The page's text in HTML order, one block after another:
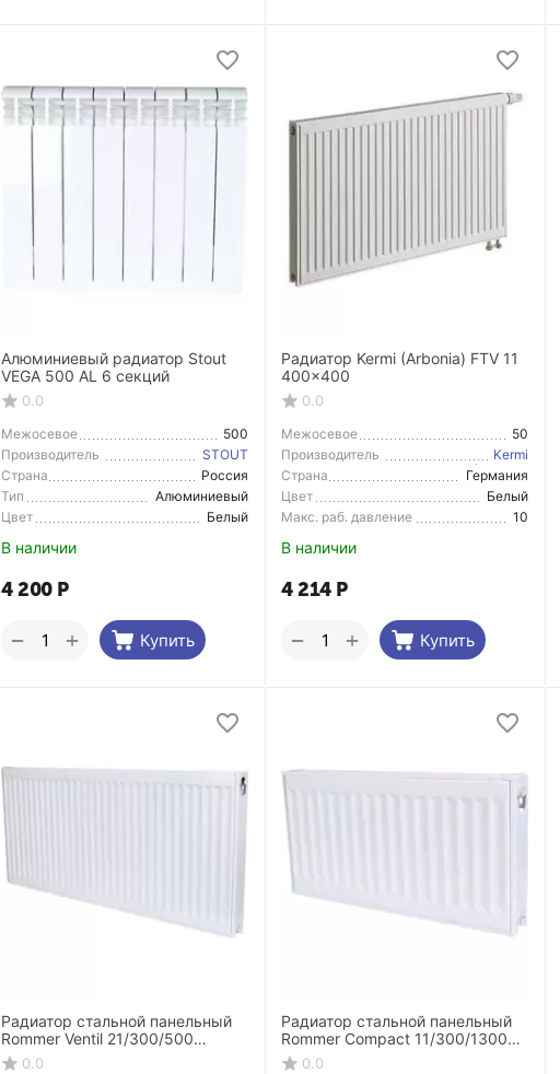
Алюминиевый радиатор Stout
VEGA 500 AL 6 секций
0.0
Межосевое
расстояние
500
Производитель
STOUT
Страна
Производитель
Россия
Тип
Алюминиевый
радиатор
Цвет Белый
В наличии
4 200 Р
Купить
+
−
Радиатор Kermi (Arbonia) FTV 11
400x400
0.0
Межосевое
расстояние
50
Производитель
Kermi
(Arbonia)
Страна
Производитель
Германия
Цвет
Белый
Макс. раб. давление
10
В наличии
4 214 Р
Купить
+
−
Радиатор стальной панельный
Rommer Ventil 21/300/500
нижнее правое подключение
0.0
Радиатор стальной панельный
Rommer Compact 11/300/1300
боковое подключение
0.0